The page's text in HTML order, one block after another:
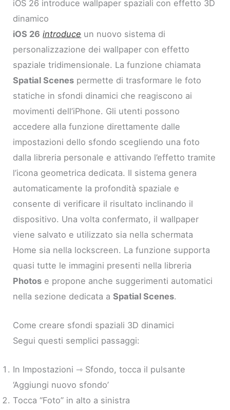
iOS 26 introduce wallpaper spaziali con effetto 3D
dinamico
iOS 26 introduce un nuovo sistema di
personalizzazione dei wallpaper con effetto
spaziale tridimensionale. La funzione chiamata
Spatial Scenes permette di trasformare le foto
statiche in sfondi dinamici che reagiscono ai
movimenti dell’iPhone. Gli utenti possono
accedere alla funzione direttamente dalle
impostazioni dello sfondo scegliendo una foto
dalla libreria personale e attivando l’effetto tramite
l’icona geometrica dedicata. Il sistema genera
automaticamente la profondità spaziale e
consente di verificare il risultato inclinando il
dispositivo. Una volta confermato, il wallpaper
viene salvato e utilizzato sia nella schermata
Home sia nella lockscreen. La funzione supporta
quasi tutte le immagini presenti nella libreria
Photos e propone anche suggerimenti automatici
nella sezione dedicata aSpatial Scenes.
Come creare sfondi spaziali 3D dinamici
Segui questi semplici passaggi:
In Impostazioni ⇾ Sfondo, tocca il pulsante
‘Aggiungi nuovo sfondo’
Tocca “Foto” in alto a sinistra